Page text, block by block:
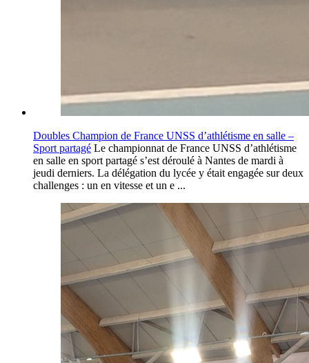
Doubles Champion de France UNSS d’athlétisme en salle –
Sport partagé Le championnat de France UNSS d’athlétisme
en salle en sport partagé s’est déroulé à Nantes de mardi à
jeudi derniers. La délégation du lycée y était engagée sur deux
challenges : un en vitesse et un e ...